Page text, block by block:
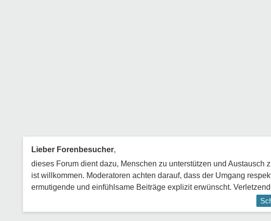
Lieber Forenbesucher,
dieses Forum dient dazu, Menschen zu unterstützen und
ist willkommen. Moderatoren achten darauf, dass der Umgang
ermutigende und einfühlsame Beiträge explizit erwünscht.